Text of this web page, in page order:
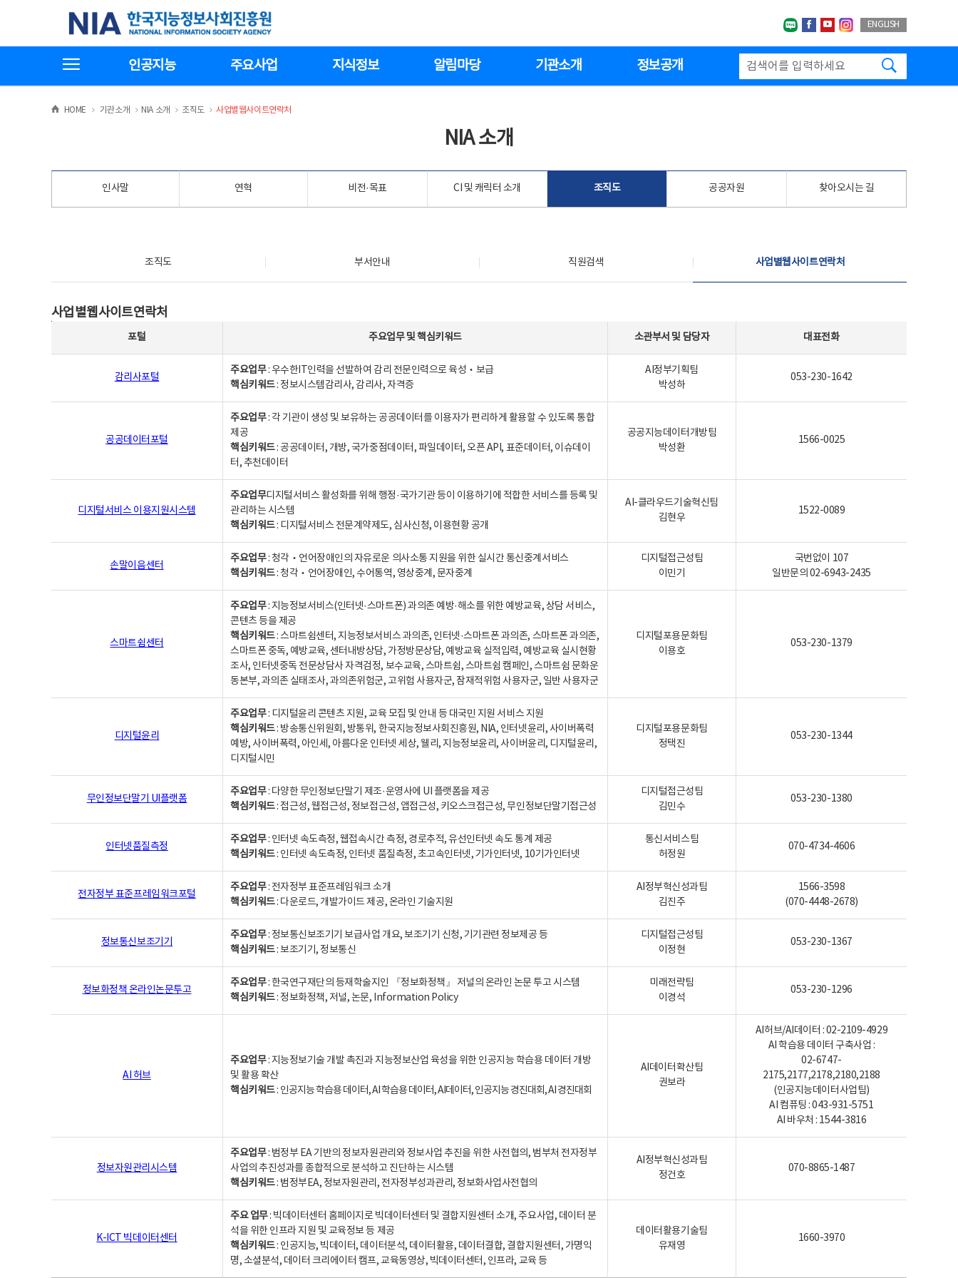
기
한국지능정보사회진흥원
네이버블로그
페이스북
유투브인스타그랩
ENGLISH
인공지능 주요사업 지식정보 알림마당 기관소개 정보공개
HOME >
기관소개 >NIA 소개 >
조직도 >
사업별웹사이트연락처
NIA 소개
인사말 연혁 비전·목표 CI 및 캐릭터 소개 조직도 공공자원 찾아오시는 길
조직도 부서안내 직원검색 사업별웹사이트연락처
사업별웹사이트연락처
포털 주요업무및핵심키워드 소관부서 및 담당자 대표전화
감리사포털
주요업무: 우수한IT인력을 선발하여 감리 전문인력으로 육성‧보급
핵심키워드: 정보시스템감리사, 감리사, 자격증
AI정부기획팀
박성하
053-230-1642
공공데이터포털
주요업무: 각 기관이 생성 및 보유하는 공공데이터를 이용자가 편리하게 활용할 수 있도록 통합
제공
핵심키워드: 공공데이터, 개방, 국가중점데이터, 파일데이터, 오픈 API, 표준데이터, 이슈데이
터, 추천데이터
공공지능데이터개방팀
박성환
1566-0025
디지털서비스 이용지원시스템
주요업무디지털서비스 활성화를 위해 행정·국가기관 등이 이용하기에 적합한 서비스를 등록 및
관리하는 시스템
핵심키워드: 디지털서비스 전문계약제도, 심사신청, 이용현황 공개
AI-클라우드기술혁신팀
김현우
1522-0089
손말이음센터
주요업무: 청각‧언어장애인의 자유로운 의사소통 지원을 위한 실시간 통신중계서비스
핵심키워드: 청각‧언어장애인, 수어통역, 영상중계, 문자중계
디지털접근성팀
이민기
국번없이 107
일반문의 02-6943-2435
스마트쉼센터
주요업무: 지능정보서비스(인터넷·스마트폰) 과의존 예방·해소를 위한 예방교육, 상담 서비스,
콘텐츠 등을 제공
핵심키워드: 스마트쉼센터, 지능정보서비스 과의존, 인터넷·스마트폰 과의존, 스마트폰 과의존,
스마트폰 중독, 예방교육, 센터내방상담, 가정방문상담, 예방교육 실적입력, 예방교육 실시현황
조사, 인터넷중독 전문상담사 자격검정, 보수교육, 스마트쉼, 스마트쉼 캠페인, 스마트쉼 문화운
동본부, 과의존 실태조사, 과의존위험군, 고위험 사용자군, 잠재적위험 사용자군, 일반 사용자군
디지털포용문화팀
이용호
053-230-1379
디지털윤리
주요업무: 디지털윤리 콘텐츠 지원, 교육 모집 및 안내 등 대국민 지원 서비스 지원
핵심키워드: 방송통신위원회, 방통위, 한국지능정보사회진흥원, NIA, 인터넷윤리, 사이버폭력
예방, 사이버폭력, 아인세, 아름다운 인터넷 세상, 웰리, 지능정보윤리, 사이버윤리, 디지털윤리,
디지털시민
디지털포용문화팀
정택진
053-230-1344
무인정보단말기 UI플랫폼
주요업무: 다양한 무인정보단말기 제조·운영사에 UI 플랫폼을 제공
핵심키워드: 접근성, 웹접근성, 정보접근성, 앱접근성, 키오스크접근성, 무인정보단말기접근성
디지털접근성팀
김민수
053-230-1380
인터넷품질측정
주요업무: 인터넷 속도측정, 웹접속시간 측정, 경로추적, 유선인터넷 속도 통계 제공
핵심키워드: 인터넷 속도측정, 인터넷 품질측정, 초고속인터넷, 기가인터넷, 10기가인터넷
통신서비스팀
허정원
070-4734-4606
전자정부 표준프레임워크포털
주요업무: 전자정부 표준프레임워크 소개
핵심키워드: 다운로드, 개발가이드 제공, 온라인 기술지원
AI정부혁신성과팀
김진주
1566-3598
(070-4448-2678)
정보통신보조기기
주요업무: 정보통신보조기기 보급사업 개요, 보조기기 신청, 기기관련 정보제공 등
핵심키워드: 보조기기, 정보통신
디지털접근성팀
이정현
053-230-1367
정보화정책 온라인논문투고
주요업무: 한국연구재단의 등재학술지인 『정보화정책』 저널의 온라인 논문 투고 시스템
핵심키워드: 정보화정책, 저널, 논문, Information Policy
미래전략팀
이경석
053-230-1296
AI 허브
주요업무: 지능정보기술 개발 촉진과 지능정보산업 육성을 위한 인공지능 학습용 데이터 개방
및 활용 확산
핵심키워드: 인공지능 학습용 데이터, AI 학습용 데이터, AI데이터, 인공지능 경진대회, AI 경진대회
AI데이터확산팀
권보라
AI허브/AI데이터 : 02-2109-4929
AI 학습용 데이터 구축사업 :
02-6747-
2175,2177,2178,2180,2188
(인공지능데이터사업팀)
AI 컴퓨팅 : 043-931-5751
AI 바우처 : 1544-3816
정보자원관리시스템
주요업무: 범정부 EA 기반의 정보자원관리와 정보사업 추진을 위한 사전협의, 범부처 전자정부
사업의 추진성과를 종합적으로 분석하고 진단하는 시스템
핵심키워드: 범정부EA, 정보자원관리, 전자정부성과관리, 정보화사업사전협의
AI정부혁신성과팀
정건호
070-8865-1487
K-ICT 빅데이터센터
주요 업무: 빅데이터센터 홈페이지로 빅데이터센터 및 결합지원센터 소개, 주요사업, 데이터 분
석을 위한 인프라 지원 및 교육정보 등 제공
핵심키워드: 인공지능, 빅데이터, 데이터분석, 데이터활용, 데이터결합, 결합지원센터, 가명익
명, 소셜분석, 데이터 크리에이터 캠프, 교육동영상, 빅데이터센터, 인프라, 교육 등
데이터활용기술팀
유재영
1660-3970